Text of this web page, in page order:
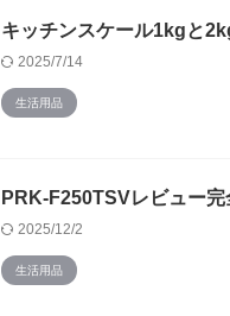
キッチンスケール1kgと
2025/7/14
生活用品
PRK-F250TSVレビュー
2025/12/2
生活用品